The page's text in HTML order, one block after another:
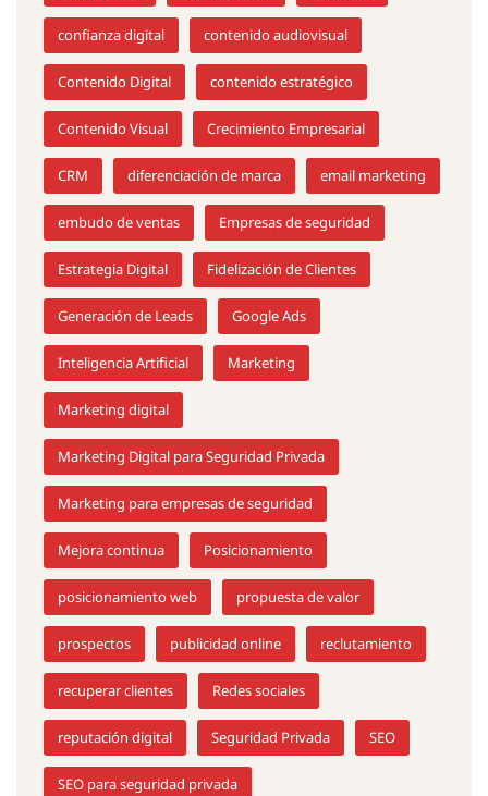
confianza digital contenido audiovisual
Contenido Digital contenido estratégico
Contenido Visual Crecimiento Empresarial
CRM diferenciación de marca email marketing
embudo de ventas Empresas de seguridad
Estrategia Digital Fidelización de Clientes
Generación de Leads Google Ads
Inteligencia Artificial Marketing
Marketing digital
Marketing Digital para Seguridad Privada
Marketing para empresas de seguridad
Mejora continua Posicionamiento
posicionamiento web propuesta de valor
prospectos publicidad online reclutamiento
recuperar clientes Redes sociales
reputación digital Seguridad Privada SEO
SEO para seguridad privada